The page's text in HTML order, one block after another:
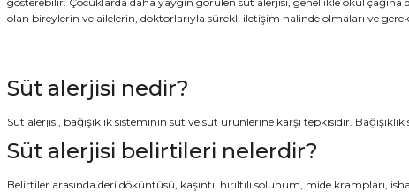
olan bireylerin ve ailelerin, doktorlarıyla sürekli iletişim halinde olmaları ve
Süt alerjisi nedir?
Süt alerjisi, bağışıklık sisteminin süt ve süt ürünlerine karşı tepkisidir.
Süt alerjisi belirtileri nelerdir?
Belirtiler arasında deri döküntüsü, kaşıntı, hırıltılı solunum, mide krampları,